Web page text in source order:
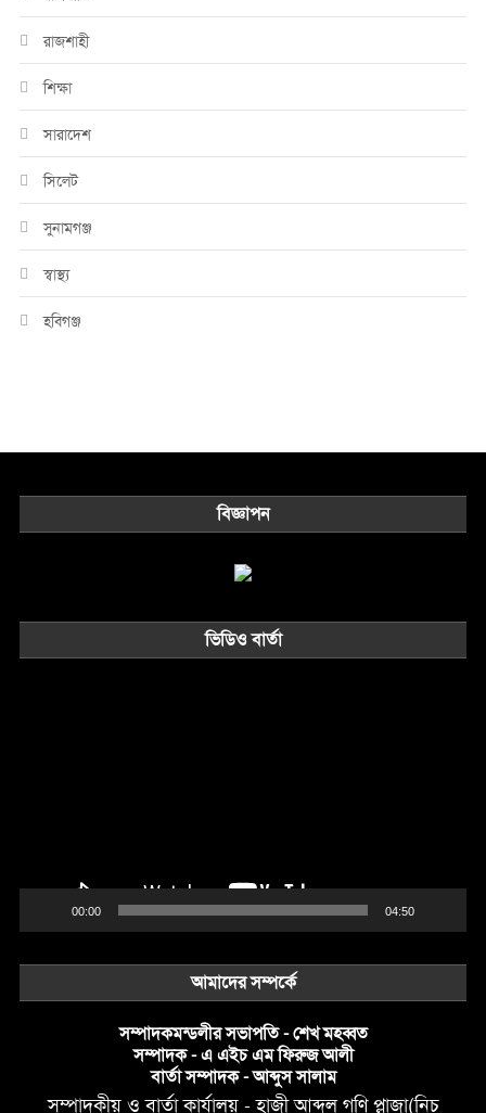
রাজশাহী
শিক্ষা
সারাদেশ
সিলেট
সুনামগঞ্জ
স্বাস্থ্য
হবিগঞ্জ
বিজ্ঞাপন
ভিডিও বার্তা
00:00 04:50
আমাদের সম্পর্কে
সম্পাদকমন্ডলীর সভাপতি - শেখ মহব্বত
সম্পাদক - এ এইচ এম ফিরুজ আলী
বার্তা সম্পাদক - আব্দুস সালাম
সম্পাদকীয় ও বার্তা কার্যালয় - হাজী আব্দুল গণি প্লাজা(নিচ